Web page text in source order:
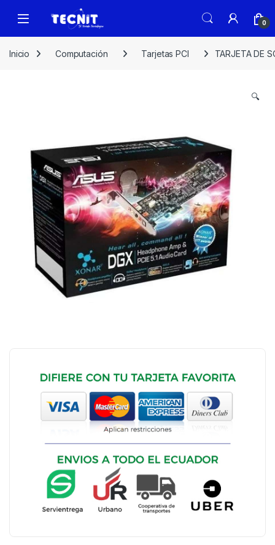
0
Inicio Computación Tarjetas PCI TARJETA DE
🔍